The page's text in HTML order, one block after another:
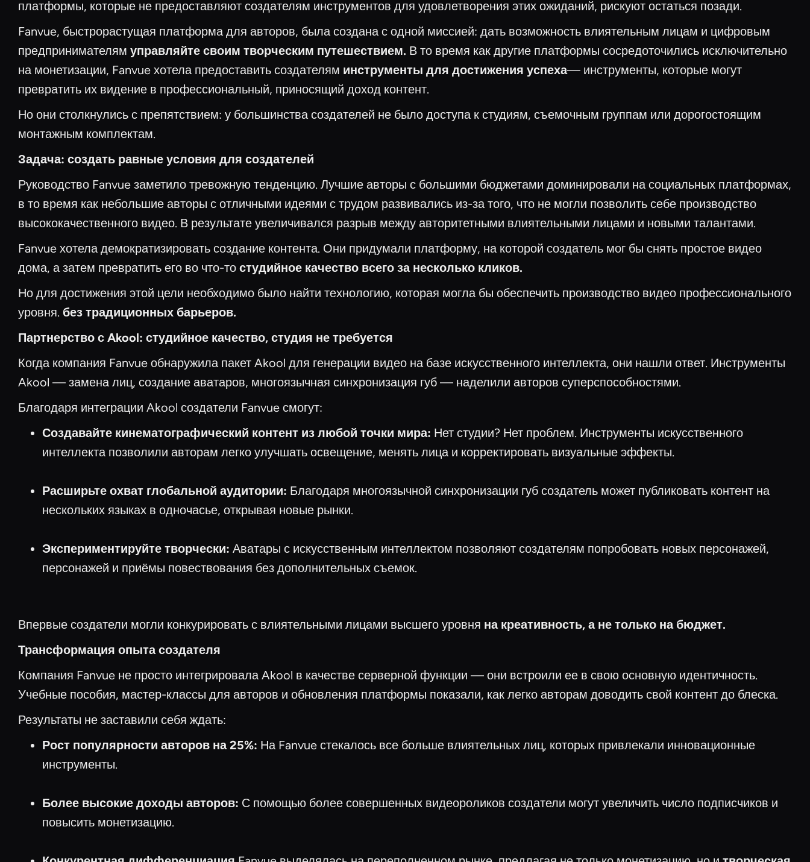
платформы, которые не предоставляют создателям инструментов для удовлетворения этих ожиданий, рискуют остаться позади.
Fanvue, быстрорастущая платформа для авторов, была создана с одной миссией: дать возможность влиятельным лицам и цифровым
предпринимателям управляйте своим творческим путешествием. В то время как другие платформы сосредоточились исключительно
на монетизации, Fanvue хотела предоставить создателям инструменты для достижения успеха— инструменты, которые могут
превратить их видение в профессиональный, приносящий доход контент.
Но они столкнулись с препятствием: у большинства создателей не было доступа к студиям, съемочным группам или дорогостоящим
монтажным комплектам.
Задача: создать равные условия для создателей
Руководство Fanvue заметило тревожную тенденцию. Лучшие авторы с большими бюджетами доминировали на социальных платформах,
в то время как небольшие авторы с отличными идеями с трудом развивались из-за того, что не могли позволить себе производство
высококачественного видео. В результате увеличивался разрыв между авторитетными влиятельными лицами и новыми талантами.
Fanvue хотела демократизировать создание контента. Они придумали платформу, на которой создатель мог бы снять простое видео
дома, а затем превратить его во что-то студийное качество всего за несколько кликов.
Но для достижения этой цели необходимо было найти технологию, которая могла бы обеспечить производство видео профессионального
уровня. без традиционных барьеров.
Партнерство с Akool: студийное качество, студия не требуется
Когда компания Fanvue обнаружила пакет Akool для генерации видео на базе искусственного интеллекта, они нашли ответ. Инструменты
Akool — замена лиц, создание аватаров, многоязычная синхронизация губ — наделили авторов суперспособностями.
Благодаря интеграции Akool создатели Fanvue смогут:
Создавайте кинематографический контент из любой точки мира: Нет студии? Нет проблем. Инструменты искусственного
интеллекта позволили авторам легко улучшать освещение, менять лица и корректировать визуальные эффекты.
Расширьте охват глобальной аудитории: Благодаря многоязычной синхронизации губ создатель может публиковать контент на
нескольких языках в одночасье, открывая новые рынки.
Экспериментируйте творчески: Аватары с искусственным интеллектом позволяют создателям попробовать новых персонажей,
персонажей и приёмы повествования без дополнительных съемок.
Впервые создатели могли конкурировать с влиятельными лицами высшего уровня на креативность, а не только на бюджет.
Трансформация опыта создателя
Компания Fanvue не просто интегрировала Akool в качестве серверной функции — они встроили ее в свою основную идентичность.
Учебные пособия, мастер-классы для авторов и обновления платформы показали, как легко авторам доводить свой контент до блеска.
Результаты не заставили себя ждать:
Рост популярности авторов на 25%: На Fanvue стекалось все больше влиятельных лиц, которых привлекали инновационные
инструменты.
Более высокие доходы авторов: С помощью более совершенных видеороликов создатели могут увеличить число подписчиков и
повысить монетизацию.